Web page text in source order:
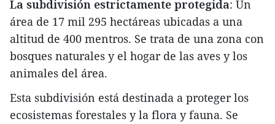
La subdivisión estrictamente protegida: Un
área de 17 mil 295 hectáreas ubicadas a una
altitud de 400 mentros. Se trata de una zona con
bosques naturales y el hogar de las aves y los
animales del área.
Esta subdivisión está destinada a proteger los
ecosistemas forestales y la flora y fauna. Se